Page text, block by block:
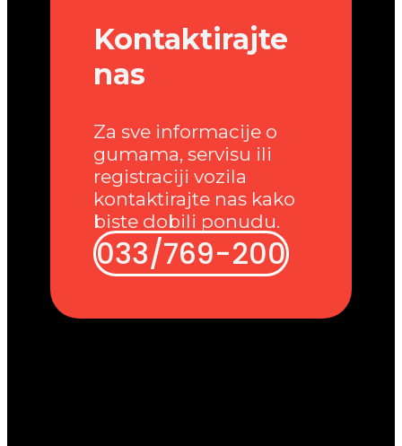
Kontaktirajte
nas
Za sve informacije o
gumama, servisu ili
registraciji vozila
kontaktirajte nas kako
biste dobili ponudu.
033/769-200